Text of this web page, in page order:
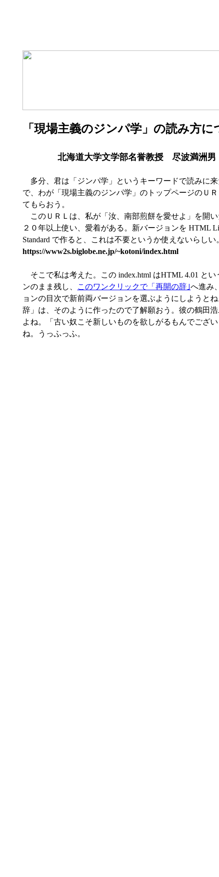
「現場主義のジンパ学」の読み方に
北海道大学文学部名誉教授 尽波満洲男
多分、君は「ジンパ学」というキーワードで読みに
で、わが「現場主義のジンパ学」のトップページのＵ
てもらおう。
このＵＲＬは、私が「汝、南部煎餅を愛せよ」を開
２０年以上使い、愛着がある。新バージョンを HTML
Standard で作ると、これは不要というか使えないらしい
https://www2s.biglobe.ne.jp/~kotoni/index.html
そこで私は考えた。この index.html はHTML 4.01 とい
ンのまま残し、
このワンクリックで「再開の辞｣へ進み
ョンの目次で新前両バージョンを選ぶようにしようと
辞」は、そのように作ったので了解願おう。彼の鶴田
よね。「古い奴こそ新しいものを欲しがるもんでござ
ね。うっふっふ。